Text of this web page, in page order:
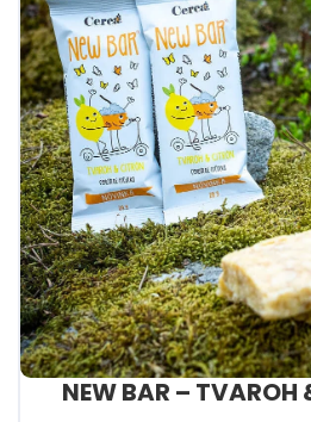
NEW BAR – TVAROH